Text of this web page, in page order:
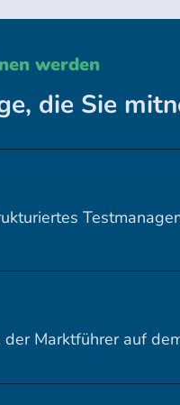
werden
die Sie
der Marktführer auf